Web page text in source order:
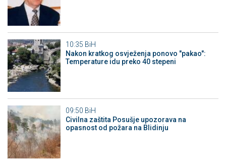
10:35 BiH
Nakon kratkog osvježenja ponovo "pakao":
Temperature idu preko 40 stepeni
09:50 BiH
Civilna zaštita Posušje upozorava na
opasnost od požara na Blidinju